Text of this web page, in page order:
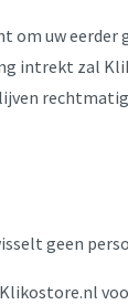
om uw
intrekt zal
rechtmatig
geen